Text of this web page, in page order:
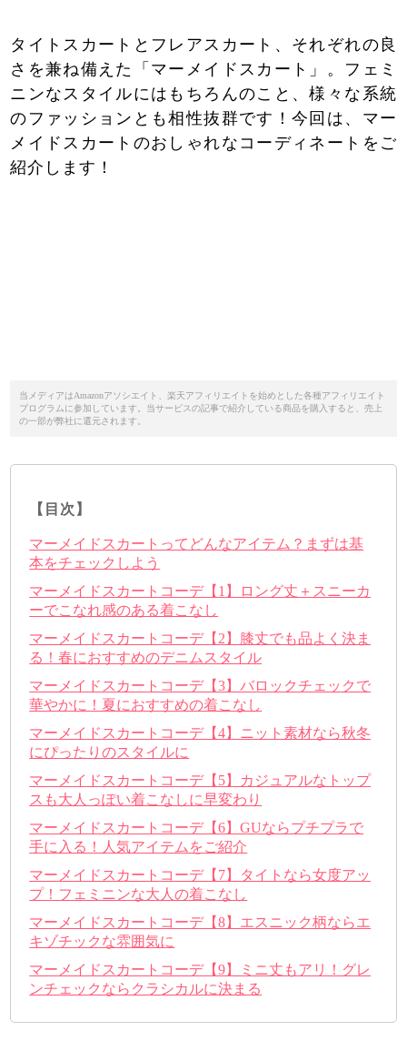
タイトスカートとフレアスカート、それぞれの良
さを兼ね備えた「マーメイドスカート」。フェミ
ニンなスタイルにはもちろんのこと、様々な系統
のファッションとも相性抜群です！今回は、マー
メイドスカートのおしゃれなコーディネートをご
紹介します！
当メディアはAmazonアソシエイト、楽天アフィリエイトを始めとした各種アフィリエイト
プログラムに参加しています。当サービスの記事で紹介している商品を購入すると、売上
の一部が弊社に還元されます。
【目次】
マーメイドスカートってどんなアイテム？まずは基
本をチェックしよう
マーメイドスカートコーデ【1】ロング丈＋スニーカ
ーでこなれ感のある着こなし
マーメイドスカートコーデ【2】膝丈でも品よく決ま
る！春におすすめのデニムスタイル
マーメイドスカートコーデ【3】バロックチェックで
華やかに！夏におすすめの着こなし
マーメイドスカートコーデ【4】ニット素材なら秋冬
にぴったりのスタイルに
マーメイドスカートコーデ【5】カジュアルなトップ
スも大人っぽい着こなしに早変わり
マーメイドスカートコーデ【6】GUならプチプラで
手に入る！人気アイテムをご紹介
マーメイドスカートコーデ【7】タイトなら女度アッ
プ！フェミニンな大人の着こなし
マーメイドスカートコーデ【8】エスニック柄ならエ
キゾチックな雰囲気に
マーメイドスカートコーデ【9】ミニ丈もアリ！グレ
ンチェックならクラシカルに決まる